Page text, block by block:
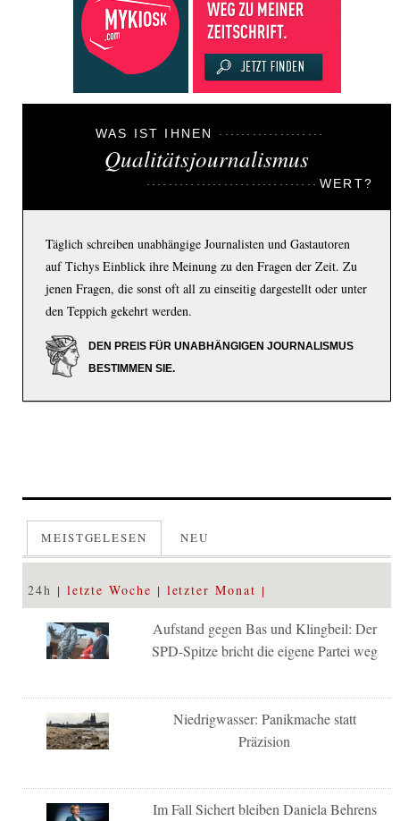
WAS IST IHNEN
Qualitätsjournalismus
WERT?
Täglich schreiben unabhängige Journalisten und Gastautoren
auf Tichys Einblick ihre Meinung zu den Fragen der Zeit. Zu
jenen Fragen, die sonst oft all zu einseitig dargestellt oder unter
den Teppich gekehrt werden.
DEN PREIS FÜR UNABHÄNGIGEN JOURNALISMUS
BESTIMMEN SIE.
MEISTGELESEN NEU
24h letzte Woche letzter Monat
Aufstand gegen Bas und Klingbeil: Der
SPD-Spitze bricht die eigene Partei weg
Niedrigwasser: Panikmache statt
Präzision
Im Fall Sichert bleiben Daniela Behrens